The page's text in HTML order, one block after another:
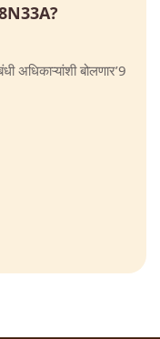
अधिकाऱ्यांशी बोलणार’9